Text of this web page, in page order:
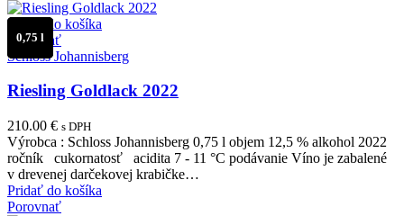
Pridať do košíka
Porovnať
Schloss Johannisberg
Riesling Goldlack 2022
210.00 € s DPH
0,75 l
Výrobca : Schloss Johannisberg 0,75 l objem 12,5 % alkohol 2022
ročník cukornatosť acidita 7 - 11 °C podávanie Víno je zabalené
v drevenej darčekovej krabičke…
Pridať do košíka
Porovnať